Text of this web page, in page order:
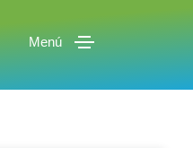
Menú